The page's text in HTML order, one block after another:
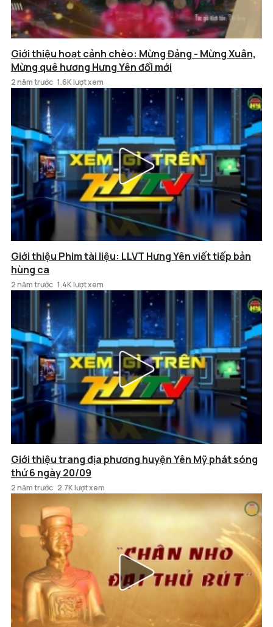
Giới thiệu hoạt cảnh chèo: Mừng Đảng - Mừng Xuân,
Mừng quê hương Hưng Yên đổi mới
2 năm trước 1.6K lượt xem
Giới thiệu Phim tài liệu: LLVT Hưng Yên viết tiếp bản
hùng ca
2 năm trước 1.4K lượt xem
Giới thiệu trang địa phương huyện Yên Mỹ phát sóng
thứ 6 ngày 20/09
2 năm trước 2.7K lượt xem